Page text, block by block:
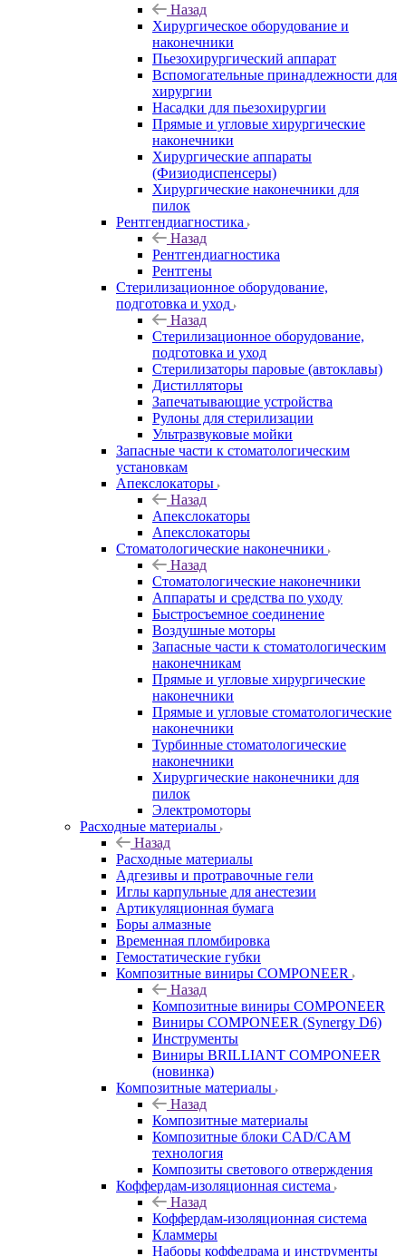
Назад
Хирургическое оборудование и
наконечники
Пьезохирургический аппарат
Вспомогательные принадлежности для
хирургии
Насадки для пьезохирургии
Прямые и угловые хирургические
наконечники
Хирургические аппараты
(Физиодиспенсеры)
Хирургические наконечники для
пилок
Рентгендиагностика
Назад
Рентгендиагностика
Рентгены
Стерилизационное оборудование,
подготовка и уход
Назад
Стерилизационное оборудование,
подготовка и уход
Стерилизаторы паровые (автоклавы)
Дистилляторы
Запечатывающие устройства
Рулоны для стерилизации
Ультразвуковые мойки
Запасные части к стоматологическим
установкам
Апекслокаторы
Назад
Апекслокаторы
Апекслокаторы
Стоматологические наконечники
Назад
Стоматологические наконечники
Аппараты и средства по уходу
Быстросъемное соединение
Воздушные моторы
Запасные части к стоматологическим
наконечникам
Прямые и угловые хирургические
наконечники
Прямые и угловые стоматологические
наконечники
Турбинные стоматологические
наконечники
Хирургические наконечники для
пилок
Электромоторы
Расходные материалы
Назад
Расходные материалы
Адгезивы и протравочные гели
Иглы карпульные для анестезии
Артикуляционная бумага
Боры алмазные
Временная пломбировка
Гемостатические губки
Композитные виниры COMPONEER
Назад
Композитные виниры COMPONEER
Виниры COMPONEER (Synergy D6)
Инструменты
Виниры BRILLIANT COMPONEER
(новинка)
Композитные материалы
Назад
Композитные материалы
Композитные блоки CAD/СAM
технология
Композиты светового отверждения
Коффердам-изоляционная система
Назад
Коффердам-изоляционная система
Кламмеры
Наборы коффедрама и инструменты